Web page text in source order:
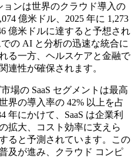
ョンは世界のクラウド導入の
億米ドル、2025 年に 1,273
億米ドルに達すると予想され
の AI と分析の迅速な統合に
る一方、ヘルスケアと金融で
連性が確保されます。
場の SaaS セグメントは最高
界の導入率の 42% 以上を占
年にかけて、SaaS は企業利
拡大、コスト効率に支えら
ると予測されています。この
及が進み、クラウド コンピ